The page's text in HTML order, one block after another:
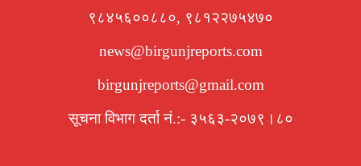
९८४५६००८८०, ९८१२२७५४७०
news@birgunjreports.com
birgunjreports@gmail.com
सूचना विभाग दर्ता नं.:- ३५६३-२०७९।८०